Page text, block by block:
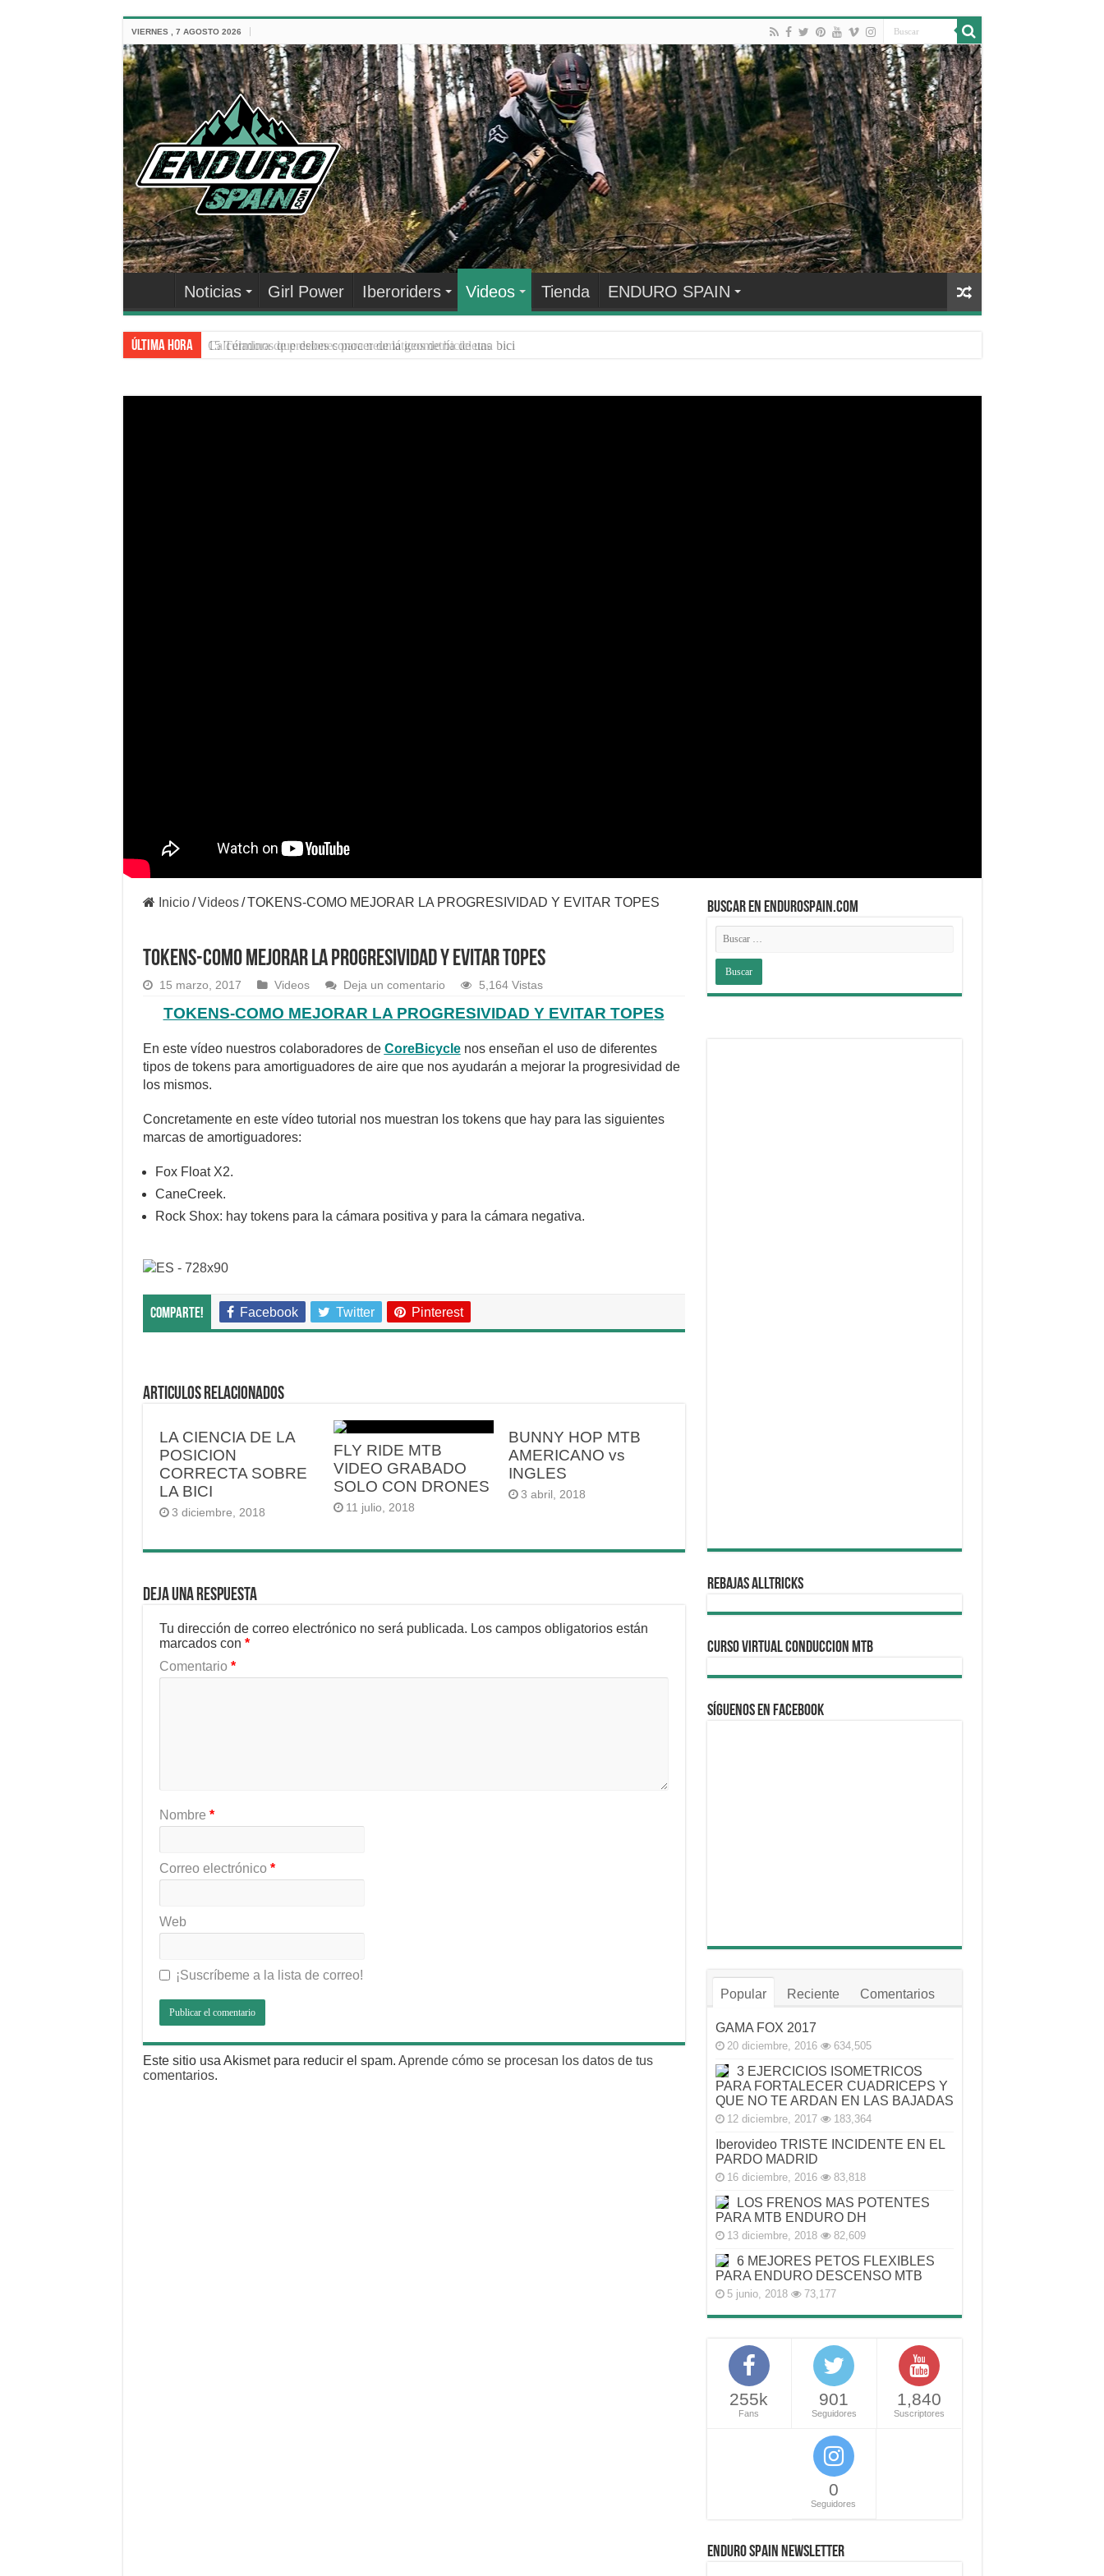
VIERNES , 7 AGOSTO 2026
Noticias Girl Power Iberoriders Videos Tienda ENDURO SPAIN
Última hora 15 Términos que debes conocer de la geometría de una bici
Inicio / Videos / TOKENS-COMO MEJORAR LA PROGRESIVIDAD Y EVITAR TOPES
TOKENS-COMO MEJORAR LA PROGRESIVIDAD Y EVITAR TOPES
15 marzo, 2017 Videos Deja un comentario 5,164 Vistas
TOKENS-COMO MEJORAR LA PROGRESIVIDAD Y EVITAR TOPES
En este vídeo nuestros colaboradores de CoreBicyclenos enseñan el uso de diferentes
tipos de tokens para amortiguadores de aire que nos ayudarán a mejorar la progresividad de
los mismos.
Concretamente en este vídeo tutorial nos muestran los tokens que hay para las siguientes
marcas de amortiguadores:
Fox Float X2.
CaneCreek.
Rock Shox: hay tokens para la cámara positiva y para la cámara negativa.
Comparte! Facebook Twitter Pinterest
Articulos relacionados
LA CIENCIA DE LA
POSICION
CORRECTA SOBRE
LA BICI
3 diciembre, 2018
FLY RIDE MTB
VIDEO GRABADO
SOLO CON DRONES
11 julio, 2018
BUNNY HOP MTB
AMERICANO vs
INGLES
3 abril, 2018
Deja una respuesta
Tu dirección de correo electrónico no será publicada. Los campos obligatorios están
marcados con *
Comentario *
Nombre *
Correo electrónico *
Web
¡Suscríbeme a la lista de correo!
Este sitio usa Akismet para reducir el spam. Aprende cómo se procesan los datos de tus
comentarios.
BUSCAR EN ENDUROSPAIN.COM
REBAJAS ALLTRICKS
CURSO VIRTUAL CONDUCCION MTB
Síguenos en Facebook
Popular Reciente Comentarios
GAMA FOX 2017
20 diciembre, 2016 634,505
3 EJERCICIOS ISOMETRICOS
PARA FORTALECER CUADRICEPS Y
QUE NO TE ARDAN EN LAS BAJADAS
12 diciembre, 2017 183,364
Iberovideo TRISTE INCIDENTE EN EL
PARDO MADRID
16 diciembre, 2016 83,818
LOS FRENOS MAS POTENTES
PARA MTB ENDURO DH
13 diciembre, 2018 82,609
6 MEJORES PETOS FLEXIBLES
PARA ENDURO DESCENSO MTB
5 junio, 2018 73,177
255k
Fans
901
Seguidores
1,840
Suscriptores
0
Seguidores
ENDURO SPAIN NEWSLETTER